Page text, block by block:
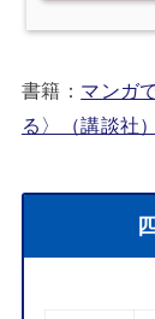
書籍： マンガ
る〉（講談社）